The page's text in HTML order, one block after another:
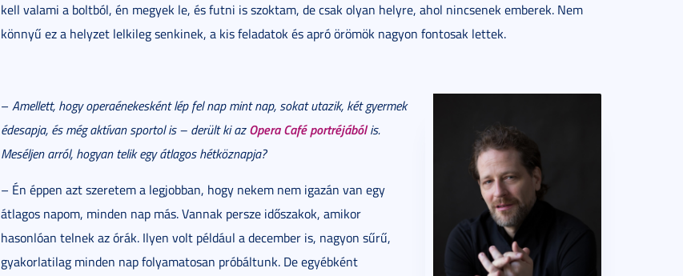
kell valami a boltból, én megyek le, és futni is szoktam, de csak olyan helyre, ahol nincsenek emberek. Nem
könnyű ez a helyzet lelkileg senkinek, a kis feladatok és apró örömök nagyon fontosak lettek.
– Amellett, hogy operaénekesként lép fel nap mint nap, sokat utazik, két gyermek
édesapja, és még aktívan sportol is – derült ki azOpera Café portréjábólis.
Meséljen arról, hogyan telik egy átlagos hétköznapja?
– Én éppen azt szeretem a legjobban, hogy nekem nem igazán van egy
átlagos napom, minden nap más. Vannak persze időszakok, amikor
hasonlóan telnek az órák. Ilyen volt például a december is, nagyon sűrű,
gyakorlatilag minden nap folyamatosan próbáltunk. De egyébként